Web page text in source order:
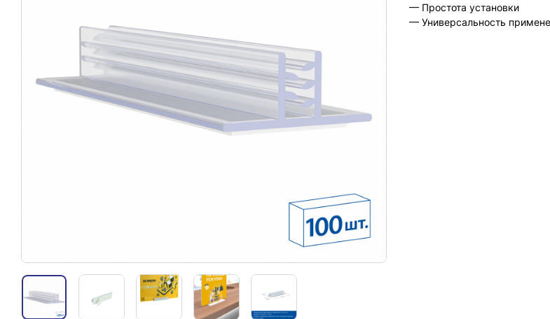
— Простота установки
— Универсальность